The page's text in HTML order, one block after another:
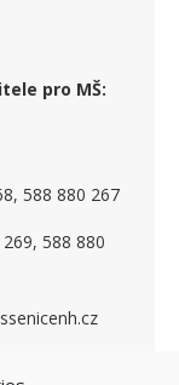
pro MŠ:
588 880 267
588 880